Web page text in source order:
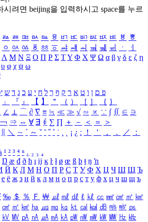
시려면 beijing을 입력하시고 space를 누르
ㅬ ㅭ ㅮ ㅯ ㅰ ㅱ ㅲ ㅳ ㅴ ㅵ ㅶ ㅷ ㅸ
ㅹ
ㆁ ㆂ ㆃ ㆄ ㆅ ㆆ ㆇ ㆈ ㆉ ㆊ ㆋ ㆌ ㆍ
ㆎ
Λ Μ Ν Ξ Ο Π Ρ Σ ΤΥ Φ Χ Ψ Ω α β γ δ ε ζ η
υ φ χ ψ ω
פ ם ן ו ט א ר ק ף ך ל ח י ע כ ג ד ש
」 『 』 【 】 ＂ （ ） ［ ］ ｛ ｝
∠ ⊥ ⌒ ∂ ∇ ≡ ≒ ≪ ≫ √ ∽ ∝ ∵ ∫ ∬ ∈ ∋
￢ ⇒ ⇔ ∀ ∃ ∮ ∑ ∏ ＋ － ＜ ＝
＞
＼ ∼ ´ ～ ˇ ˘ ˝ ˚ ˙ ¸ ¡ ¿ ː ！ ＇ ， ． ／
：
¹ ² ³ ⁴ ⁿ ₁ ₂ ₃ ₄
Ŋ æ đ ð ħ ı ĳ ĸ ŀ ł ø œ ß þ ŧ ŋ ŉ
Й К Л М Н О П Р С Т У Ф Х Ц Ч Ш Щ Ъ
е ё ж з и й к л м н о п р с т у ф х ц ч ш щ ъ
‰ ＄ ％ Ｆ ￦ ㎕ ㎖ ㎗ ℓ ㎘ ㏄ ㎣ ㎤ ㎥ ㎦
㎠ ㎡ ㎢ ㏊ ㎍ ㎎ ㎏ ㏏ ㎈ ㎉ ㏈ ㎧ ㎨ ㎰
㎸ ㎹ ㎀ ㎁ ㎂ ㎃ ㎄ ㎺ ㎻ ㎽ ㎾ ㎿ ㎐ ㎑